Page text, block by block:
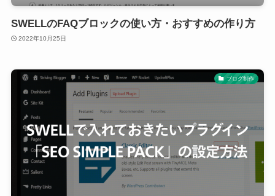
SWELLのFAQブロックの使い方・おすすめの作り方
2022年10月25日
ブログ制作